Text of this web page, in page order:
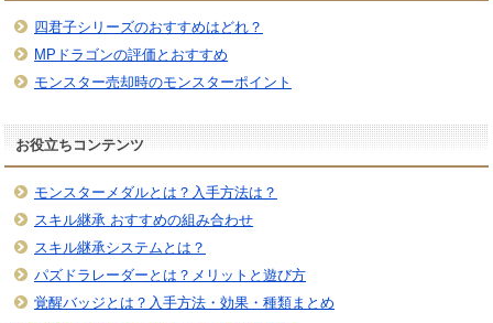
四君子シリーズのおすすめはどれ？
MPドラゴンの評価とおすすめ
モンスター売却時のモンスターポイント
お役立ちコンテンツ
モンスターメダルとは？入手方法は？
スキル継承 おすすめの組み合わせ
スキル継承システムとは？
パズドラレーダーとは？メリットと遊び方
覚醒バッジとは？入手方法・効果・種類まとめ